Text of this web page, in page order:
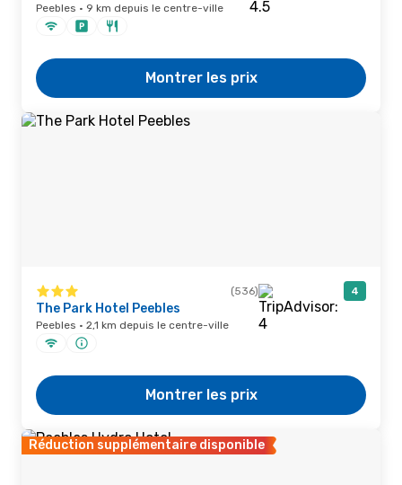
Peebles · 9 km depuis le centre-ville
Montrer les prix
(536) 4
The Park Hotel Peebles
Peebles · 2,1 km depuis le centre-ville
Montrer les prix
Réduction supplémentaire disponible